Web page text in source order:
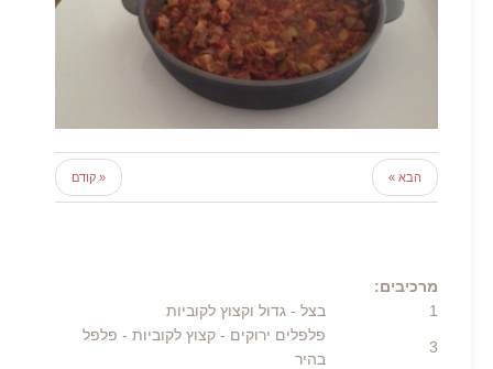
« קודם הבא »
מרכיבים:
1
בצל - גדול וקצוץ לקוביות
3
פלפלים ירוקים - קצוץ לקוביות - פלפל
בהיר